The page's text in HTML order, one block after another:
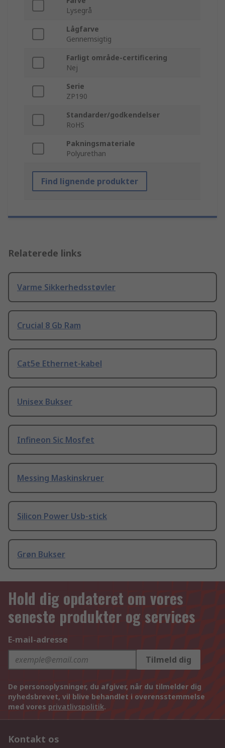
Lysegrå
Lågfarve
Gennemsigtig
Farligt område-certificering
Nej
Serie
ZP190
Standarder/godkendelser
RoHS
Pakningsmateriale
Polyurethan
Find lignende produkter
Relaterede links
Varme Sikkerhedsstøvler
Crucial 8 Gb Ram
Cat5e Ethernet-kabel
Unisex Bukser
Infineon Sic Mosfet
Messing Maskinskruer
Silicon Power Usb-stick
Grøn Bukser
Hold dig opdateret om vores
seneste produkter og services
E-mail-adresse
Tilmeld dig
De personoplysninger, du afgiver, når du tilmelder dig
nyhedsbrevet, vil blive behandlet i overensstemmelse
med vores privatlivspolitik.
Kontakt os